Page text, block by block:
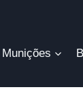
Munições